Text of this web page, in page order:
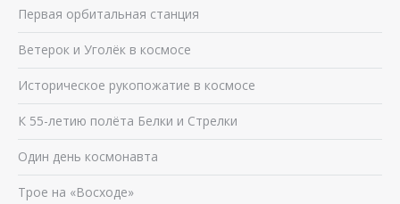
Первая орбитальная станция
Ветерок и Уголёк в космосе
Историческое рукопожатие в космосе
К 55-летию полёта Белки и Стрелки
Один день космонавта
Трое на «Восходе»